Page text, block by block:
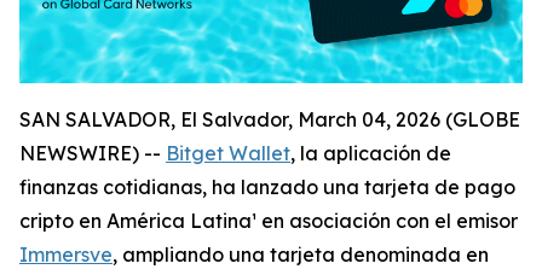
SAN SALVADOR, El Salvador, March 04, 2026 (GLOBE
NEWSWIRE) -- Bitget Wallet, la aplicación de
finanzas cotidianas, ha lanzado una tarjeta de pago
cripto en América Latina¹ en asociación con el emisor
Immersve, ampliando una tarjeta denominada en